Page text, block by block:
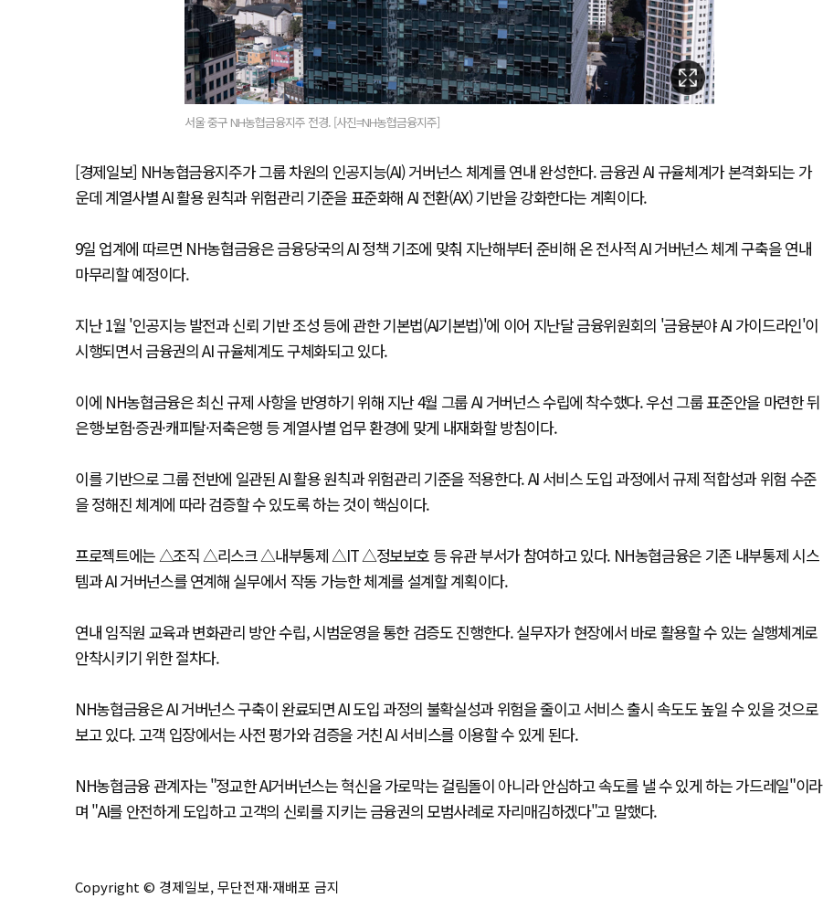
서울 중구 NH농협금융지주 전경. [사진=NH농협금융지주]
[경제일보] NH농협금융지주가 그룹 차원의 인공지능(AI) 거버넌스 체계를 연내 완성한다. 금융권 AI 규율체계가 본격화되는 가
운데 계열사별 AI 활용 원칙과 위험관리 기준을 표준화해 AI 전환(AX) 기반을 강화한다는 계획이다.
9일 업계에 따르면 NH농협금융은 금융당국의 AI 정책 기조에 맞춰 지난해부터 준비해 온 전사적 AI 거버넌스 체계 구축을 연내
마무리할 예정이다.
지난 1월 '인공지능 발전과 신뢰 기반 조성 등에 관한 기본법(AI기본법)'에 이어 지난달 금융위원회의 '금융분야 AI 가이드라인'이
시행되면서 금융권의 AI 규율체계도 구체화되고 있다.
이에 NH농협금융은 최신 규제 사항을 반영하기 위해 지난 4월 그룹 AI 거버넌스 수립에 착수했다. 우선 그룹 표준안을 마련한 뒤
은행·보험·증권·캐피탈·저축은행 등 계열사별 업무 환경에 맞게 내재화할 방침이다.
이를 기반으로 그룹 전반에 일관된 AI 활용 원칙과 위험관리 기준을 적용한다. AI 서비스 도입 과정에서 규제 적합성과 위험 수준
을 정해진 체계에 따라 검증할 수 있도록 하는 것이 핵심이다.
프로젝트에는 △조직 △리스크 △내부통제 △IT △정보보호 등 유관 부서가 참여하고 있다. NH농협금융은 기존 내부통제 시스
템과 AI 거버넌스를 연계해 실무에서 작동 가능한 체계를 설계할 계획이다.
연내 임직원 교육과 변화관리 방안 수립, 시범운영을 통한 검증도 진행한다. 실무자가 현장에서 바로 활용할 수 있는 실행체계로
안착시키기 위한 절차다.
NH농협금융은 AI 거버넌스 구축이 완료되면 AI 도입 과정의 불확실성과 위험을 줄이고 서비스 출시 속도도 높일 수 있을 것으로
보고 있다. 고객 입장에서는 사전 평가와 검증을 거친 AI 서비스를 이용할 수 있게 된다.
NH농협금융 관계자는 "정교한 AI거버넌스는 혁신을 가로막는 걸림돌이 아니라 안심하고 속도를 낼 수 있게 하는 가드레일"이라
며 "AI를 안전하게 도입하고 고객의 신뢰를 지키는 금융권의 모범사례로 자리매김하겠다"고 말했다.
Copyright © 경제일보, 무단전재·재배포 금지